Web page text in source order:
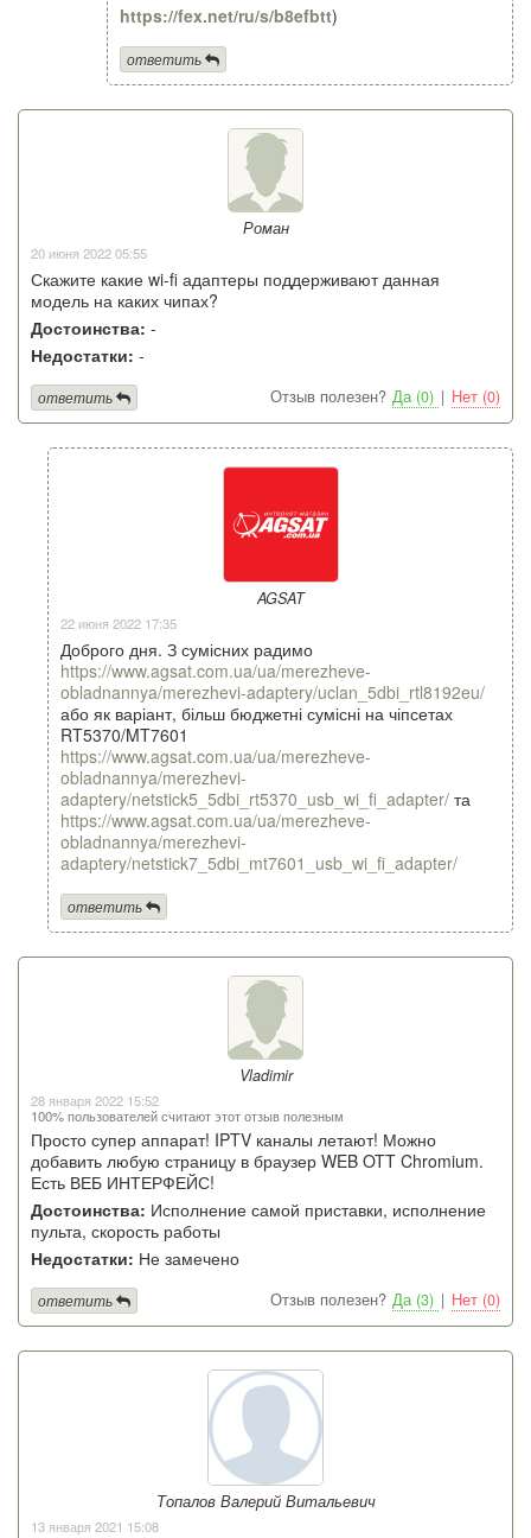
https://fex.net/ru/s/b8efbtt)
ответить
Роман
20 июня 2022 05:55
Скажите какие wi-fi адаптеры поддерживают данная
модель на каких чипах?
Достоинства: -
Недостатки: -
Отзыв полезен? Да (0) | Нет (0)
ответить
AGSAT
22 июня 2022 17:35
Доброго дня. З сумісних радимо
https://www.agsat.com.ua/ua/merezheve-
obladnannya/merezhevi-adaptery/uclan_5dbi_rtl8192eu/
або як варіант, більш бюджетні сумісні на чіпсетах
RT5370/MT7601
https://www.agsat.com.ua/ua/merezheve-
obladnannya/merezhevi-
adaptery/netstick5_5dbi_rt5370_usb_wi_fi_adapter/ та
https://www.agsat.com.ua/ua/merezheve-
obladnannya/merezhevi-
adaptery/netstick7_5dbi_mt7601_usb_wi_fi_adapter/
ответить
Vladimir
28 января 2022 15:52
100% пользователей считают этот отзыв полезным
Просто супер аппарат! IPTV каналы летают! Можно
добавить любую страницу в браузер WEB OTT Chromium.
Есть ВЕБ ИНТЕРФЕЙС!
Достоинства: Исполнение самой приставки, исполнение
пульта, скорость работы
Недостатки: Не замечено
Отзыв полезен? Да (3) | Нет (0)
ответить
Топалов Валерий Витальевич
13 января 2021 15:08